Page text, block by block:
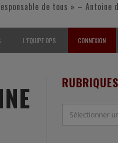
de tous » – Antoine
L’EQUIPE OPS
POUR NOUS CONTACTER
KIT MEDIA
CONNEXION
RUBRIQUES